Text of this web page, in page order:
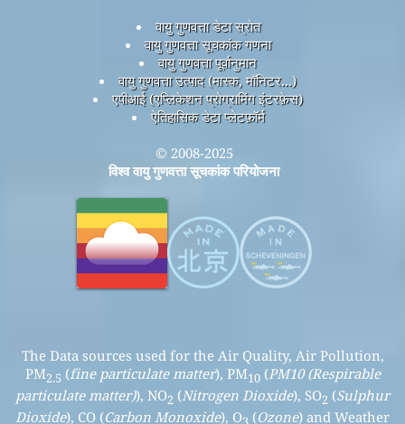
वायु गुणवत्ता डेटा स्रोत
वायु गुणवत्ता सूचकांक गणना
वायु गुणवत्ता पूर्वानुमान
वायु गुणवत्ता उत्पाद (मास्क, मॉनिटर...)
एपीआई (एप्लिकेशन प्रोग्रामिंग इंटरफ़ेस)
ऐतिहासिक डेटा प्लेटफ़ॉर्म
© 2008-2025
विश्व वायु गुणवत्ता सूचकांक परियोजना
The Data sources used for the Air Quality, Air Pollution,
PM2.5 (fine particulate matter), PM10(PM10 (Respirable
particulate matter)), NO2 (Nitrogen Dioxide), SO2 (Sulphur
Dioxide), CO (Carbon Monoxide), O (Ozone) and Weather